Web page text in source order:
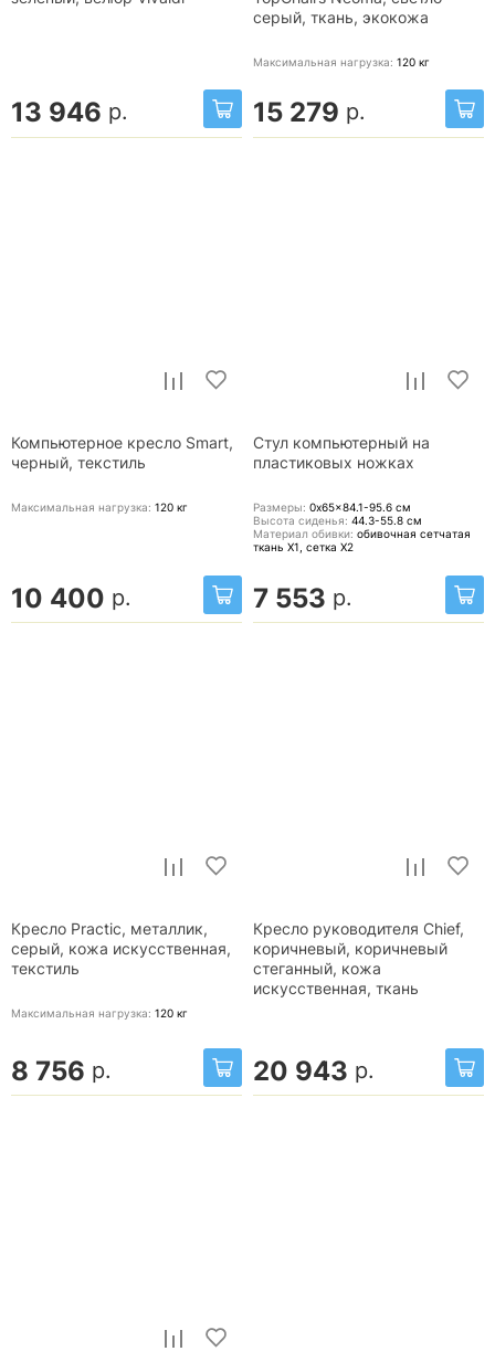
13 946 р.
серый, ткань, экокожа
Максимальная нагрузка: 120 кг
15 279 р.
Компьютерное кресло Smart,
черный, текстиль
Максимальная нагрузка: 120 кг
10 400 р.
Стул компьютерный на
пластиковых ножках
Размеры: 0x65x84.1-95.6 см
Высота сиденья: 44.3-55.8 см
Материал обивки: обивочная сетчатая
ткань X1, сетка X2
7 553 р.
Кресло Practic, металлик,
серый, кожа искусственная,
текстиль
Максимальная нагрузка: 120 кг
8 756 р.
Кресло руководителя Chief,
коричневый, коричневый
стеганный, кожа
искусственная, ткань
20 943 р.